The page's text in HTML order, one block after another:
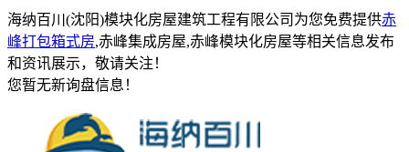
海纳百川(沈阳)模块化房屋建筑工程有限公司为您免费提供赤
峰打包箱式房,赤峰集成房屋,赤峰模块化房屋等相关信息发布
和资讯展示，敬请关注！
您暂无新询盘信息！